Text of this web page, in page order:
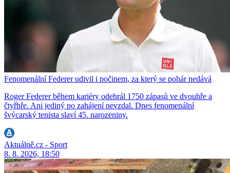
Fenomenální Federer udivil i počinem, za který se pohár nedává
Roger Federer během kariéry odehrál 1750 zápasů ve dvouhře a
čtyřhře. Ani jediný po zahájení nevzdal. Dnes fenomenální
švýcarský tenista slaví 45. narozeniny.
Aktuálně.cz - Sport
8. 8. 2026, 18:50